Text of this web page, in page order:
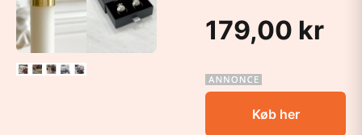
179,00 kr
Køb her